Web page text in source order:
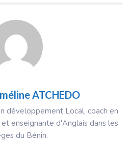
ATCHEDO
développement Local, coach en
enseignante d'Anglais dans les
du Bénin.